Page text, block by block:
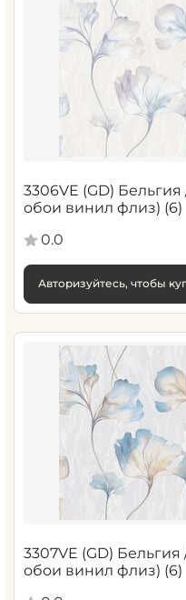
3306VE (GD)
обои винил флиз) (6)
0.0
Авторизуйтесь, чтобы
3307VE (GD)
обои винил флиз) (6)